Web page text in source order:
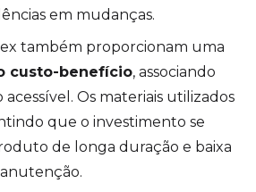
em mudanças.
também proporcionam uma
custo-benefício, associando
Os materiais utilizados
que o investimento se
de longa duração e baixa